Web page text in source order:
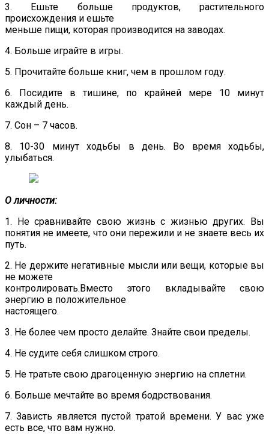
3. Ешьте больше продуктов, растительного
происхождения и ешьте
меньше пищи, которая производится на заводах.
4. Больше играйте в игры.
5. Прочитайте больше книг, чем в прошлом году.
6. Посидите в тишине, по крайней мере 10 минут
каждый день.
7. Сон – 7 часов.
8. 10-30 минут ходьбы в день. Во время ходьбы,
улыбаться.
О личности:
1. Не сравнивайте свою жизнь с жизнью других. Вы
понятия не имеете, что они пережили и не знаете весь их
путь.
2. Не держите негативные мысли или вещи, которые вы
не можете
контролировать.Вместо этого вкладывайте свою
энергию в положительное
настоящего.
3. Не более чем просто делайте. Знайте свои пределы.
4. Не судите себя слишком строго.
5. Не тратьте свою драгоценную энергию на сплетни.
6. Больше мечтайте во время бодрствования.
7. Зависть является пустой тратой времени. У вас уже
есть все, что вам нужно.